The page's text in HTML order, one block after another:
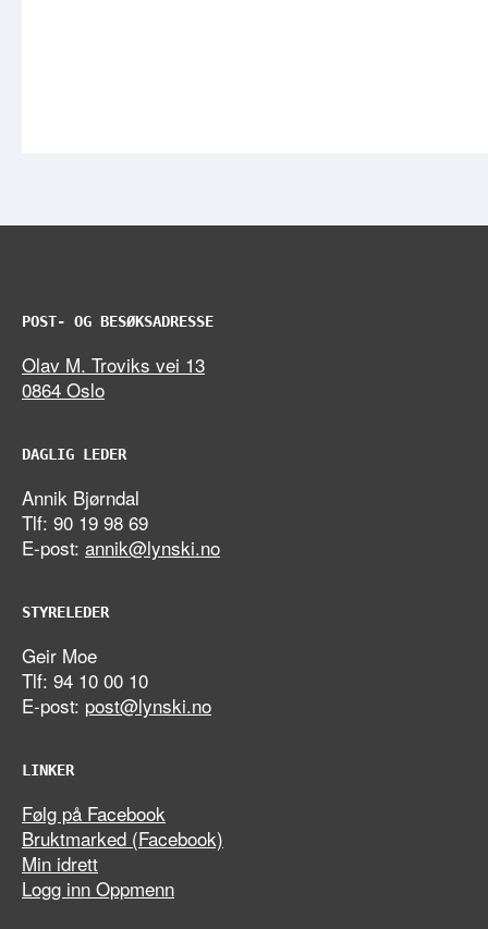
POST- OG BESØKSADRESSE
Olav M. Troviks vei 13
0864 Oslo
DAGLIG LEDER
Annik Bjørndal
Tlf: 90 19 98 69
E-post: annik@lynski.no
STYRELEDER
Geir Moe
Tlf: 94 10 00 10
E-post: post@lynski.no
LINKER
Følg på Facebook
Bruktmarked (Facebook)
Min idrett
Logg inn Oppmenn